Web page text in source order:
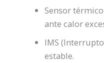
Sensor
ante calor
IMS
estable.